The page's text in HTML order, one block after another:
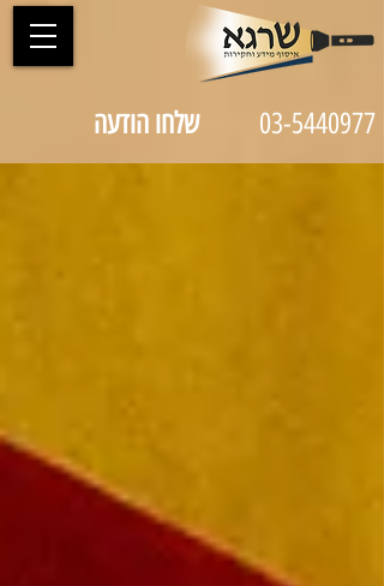
03-5440977 שלחו הודעה